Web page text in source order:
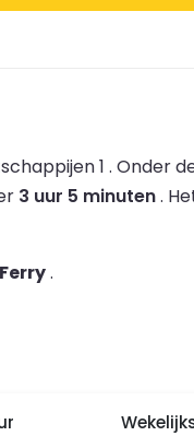
1 . Onder
3 uur 5 minuten.
.